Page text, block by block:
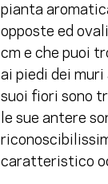
pianta
opposte ed
cm e che puoi
ai piedi dei muri
suoi fiori sono
le sue antere
caratteristico